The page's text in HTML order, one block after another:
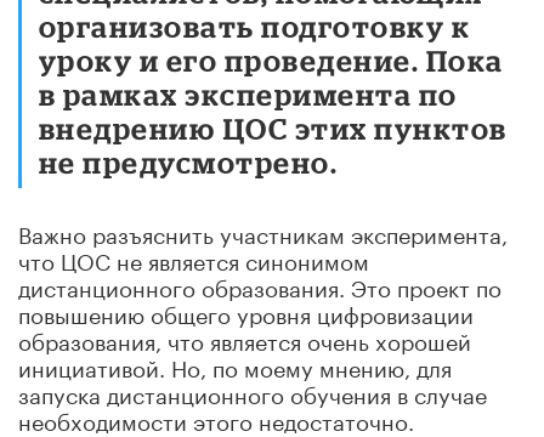
организовать подготовку к
уроку и его проведение. Пока
в рамках эксперимента по
внедрению ЦОС этих пунктов
не предусмотрено.
Важно разъяснить участникам эксперимента,
что ЦОС не является синонимом
дистанционного образования. Это проект по
повышению общего уровня цифровизации
образования, что является очень хорошей
инициативой. Но, по моему мнению, для
запуска дистанционного обучения в случае
необходимости этого недостаточно.